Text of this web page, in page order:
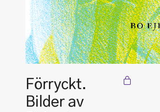
Förryckt.
Bilder av